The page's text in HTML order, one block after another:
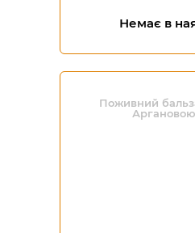
Немає в
Поживний